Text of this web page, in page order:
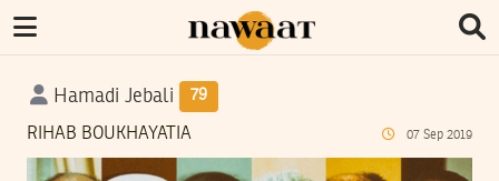
Hamadi Jebali 79
RIHAB BOUKHAYATIA 07 Sep 2019